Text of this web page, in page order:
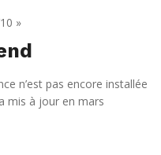
»
n’est pas encore installée
mis à jour en mars